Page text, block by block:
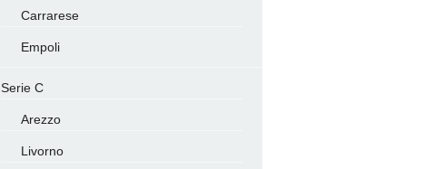
Carrarese
Empoli
Serie C
Arezzo
Livorno